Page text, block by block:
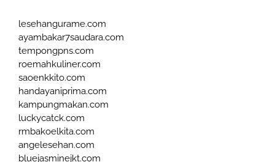
lesehangurame.com
ayambakar7saudara.com
tempongpns.com
roemahkuliner.com
saoenkkito.com
handayaniprima.com
kampungmakan.com
luckycatck.com
rmbakoelkita.com
angelesehan.com
bluejasminejkt.com